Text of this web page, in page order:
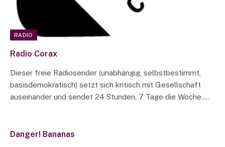
RADIO
Radio Corax
Dieser freie Radiosender (unabhängig, selbstbestimmt,
basisdemokratisch) setzt sich kritisch mit Gesellschaft
auseinander und sendet 24 Stunden, 7 Tage die Woche.…
Danger! Bananas